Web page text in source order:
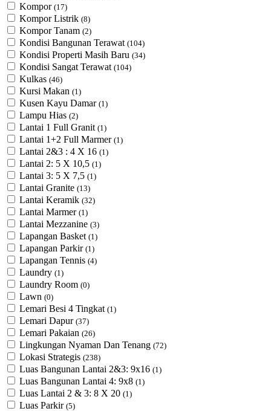
Kompor (17)
Kompor Listrik (8)
Kompor Tanam (2)
Kondisi Bangunan Terawat (104)
Kondisi Properti Masih Baru (34)
Kondisi Sangat Terawat (104)
Kulkas (46)
Kursi Makan (1)
Kusen Kayu Damar (1)
Lampu Hias (2)
Lantai 1 Full Granit (1)
Lantai 1+2 Full Marmer (1)
Lantai 2&3 : 4 X 16 (1)
Lantai 2: 5 X 10,5 (1)
Lantai 3: 5 X 7,5 (1)
Lantai Granite (13)
Lantai Keramik (32)
Lantai Marmer (1)
Lantai Mezzanine (3)
Lapangan Basket (1)
Lapangan Parkir (1)
Lapangan Tennis (4)
Laundry (1)
Laundry Room (0)
Lawn (0)
Lemari Besi 4 Tingkat (1)
Lemari Dapur (37)
Lemari Pakaian (26)
Lingkungan Nyaman Dan Tenang (72)
Lokasi Strategis (238)
Luas Bangunan Lantai 2&3: 9x16 (1)
Luas Bangunan Lantai 4: 9x8 (1)
Luas Lantai 2 & 3: 8 X 20 (1)
Luas Parkir (5)